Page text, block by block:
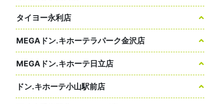
タイヨー永利店
MEGAドン.キホーテラパーク金沢店
MEGAドン.キホーテ日立店
ドン.キホーテ小山駅前店